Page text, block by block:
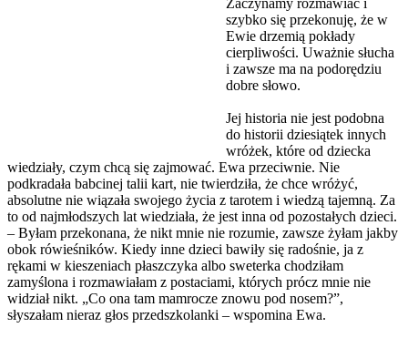
szybko się przekonuję, że w
Ewie drzemią pokłady
cierpliwości. Uważnie słucha
i zawsze ma na podorędziu
dobre słowo.
Jej historia nie jest podobna
do historii dziesiątek innych
wróżek, które od dziecka
wiedziały, czym chcą się zajmować. Ewa przeciwnie. Nie
podkradała babcinej talii kart, nie twierdziła, że chce wróżyć,
absolutne nie wiązała swojego życia z tarotem i wiedzą tajemną. Za
to od najmłodszych lat wiedziała, że jest inna od pozostałych dzieci.
– Byłam przekonana, że nikt mnie nie rozumie, zawsze żyłam jakby
obok rówieśników. Kiedy inne dzieci bawiły się radośnie, ja z
rękami w kieszeniach płaszczyka albo sweterka chodziłam
zamyślona i rozmawiałam z postaciami, których prócz mnie nie
widział nikt. „Co ona tam mamrocze znowu pod nosem?”,
słyszałam nieraz głos przedszkolanki – wspomina Ewa.